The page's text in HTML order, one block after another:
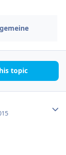
topic